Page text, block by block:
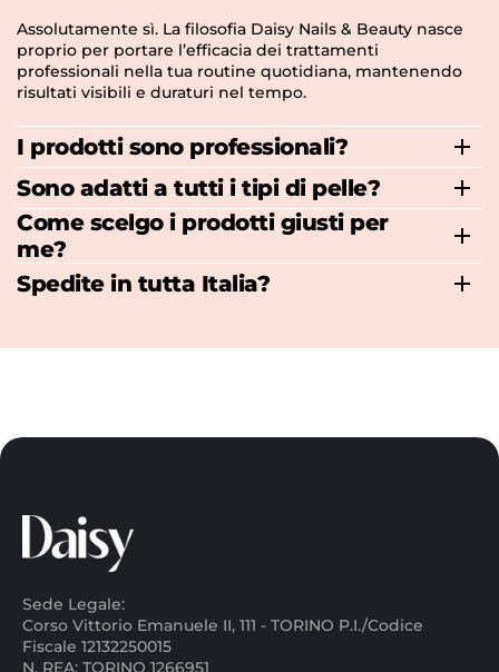
Assolutamente sì. La filosofia Daisy Nails & Beauty nasce
proprio per portare l’efficacia dei trattamenti
professionali nella tua routine quotidiana, mantenendo
risultati visibili e duraturi nel tempo.
I prodotti sono professionali?
Sono adatti a tutti i tipi di pelle?
Come scelgo i prodotti giusti per
me?
Spedite in tutta Italia?
Sede Legale:
Corso Vittorio Emanuele II, 111 - TORINO P.I./Codice
Fiscale 12132250015
N. REA: TORINO 1266951